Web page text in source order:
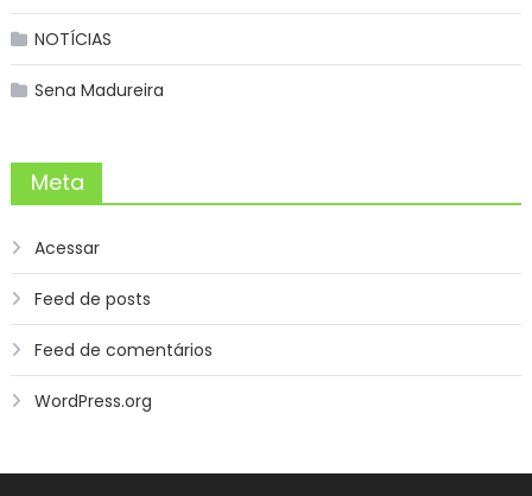
NOTÍCIAS
Sena Madureira
Meta
Acessar
Feed de posts
Feed de comentários
WordPress.org